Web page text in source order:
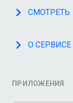
СМОТРЕТЬ
О СЕРВИСЕ
ПРИЛОЖЕНИЯ